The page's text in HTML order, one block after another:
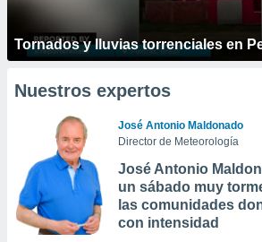
Tornados y lluvias torrenciales en
Nuestros expertos
José Antonio Maldonado
Director de Meteorología
José Antonio
un sábado muy
las comunidades
con intensidad